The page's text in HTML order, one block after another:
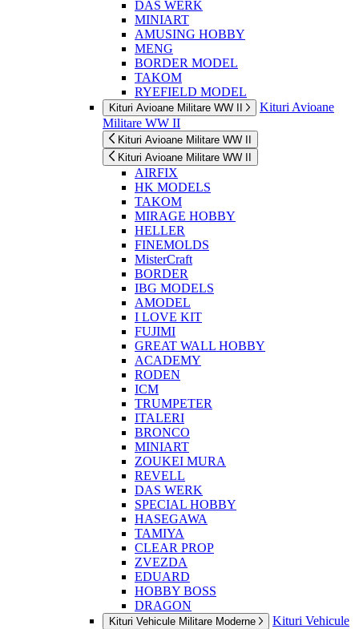
DAS WERK
MINIART
AMUSING HOBBY
MENG
BORDER MODEL
TAKOM
RYEFIELD MODEL
Kituri Avioane Militare WW II
Kituri Avioane
Militare WW II
Kituri Avioane Militare WW II
Kituri Avioane Militare WW II
AIRFIX
HK MODELS
TAKOM
MIRAGE HOBBY
HELLER
FINEMOLDS
MisterCraft
BORDER
IBG MODELS
AMODEL
I LOVE KIT
FUJIMI
GREAT WALL HOBBY
ACADEMY
RODEN
ICM
TRUMPETER
ITALERI
BRONCO
MINIART
ZOUKEI MURA
REVELL
DAS WERK
SPECIAL HOBBY
HASEGAWA
TAMIYA
CLEAR PROP
ZVEZDA
EDUARD
HOBBY BOSS
DRAGON
Kituri Vehicule Militare Moderne
Kituri Vehicule